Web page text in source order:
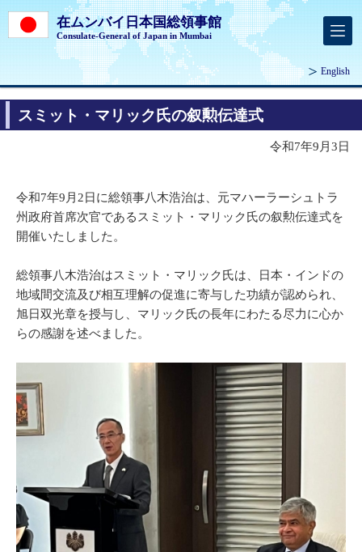
在ムンバイ日本国総領事館
Consulate-General of Japan in Mumbai
English
スミット・マリック氏の叙勲伝達式
令和7年9月3日
令和7年9月2日に総領事八木浩治は、元マハーラーシュトラ
州政府首席次官であるスミット・マリック氏の叙勲伝達式を
開催いたしました。
総領事八木浩治はスミット・マリック氏は、日本・インドの
地域間交流及び相互理解の促進に寄与した功績が認められ、
旭日双光章を授与し、マリック氏の長年にわたる尽力に心か
らの感謝を述べました。